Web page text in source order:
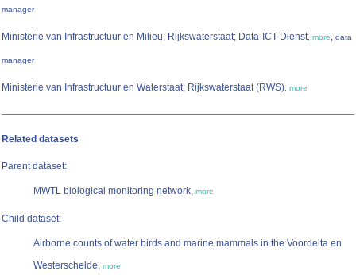
manager
Ministerie van Infrastructuur en Milieu; Rijkswaterstaat; Data-ICT-Dienst, more, data
manager
Ministerie van Infrastructuur en Waterstaat; Rijkswaterstaat (RWS), more
Related datasets
Parent dataset:
MWTL biological monitoring network, more
Child dataset:
Airborne counts of water birds and marine mammals in the Voordelta en
Westerschelde, more